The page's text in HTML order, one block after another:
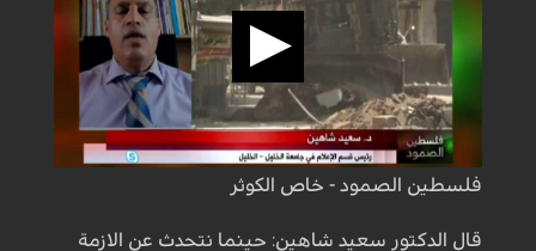
فلسطين الصمود - خاص الكوثر
قال الدكتور سعيد شاهين: حينما نتحدث عن الازمة